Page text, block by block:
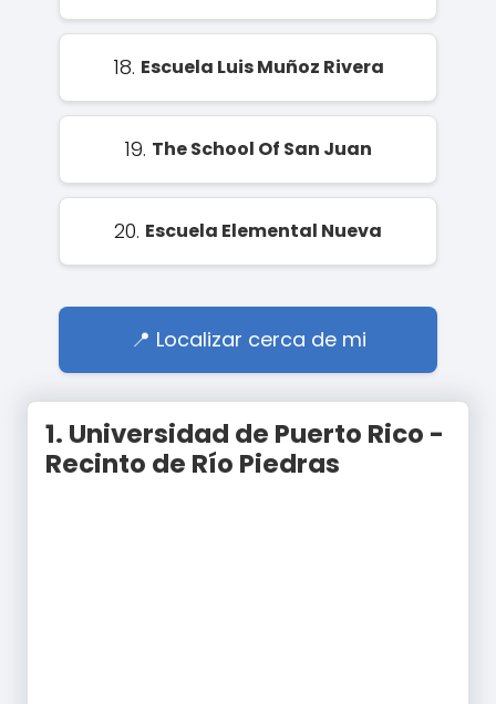
18. Escuela Luis Muñoz Rivera
19. The School Of San Juan
20. Escuela Elemental Nueva
Localizar cerca de mi
1. Universidad de Puerto Rico -
Recinto de Río Piedras